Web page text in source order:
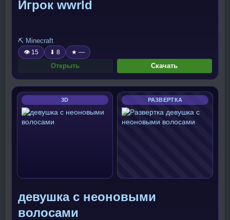
Игрок wwrld
⛏️ Minecraft
👁 15 ⬇ 8 ★ —
Открыть Скачать
3D РАЗВЕРТКА
девушка с неоновыми
волосами